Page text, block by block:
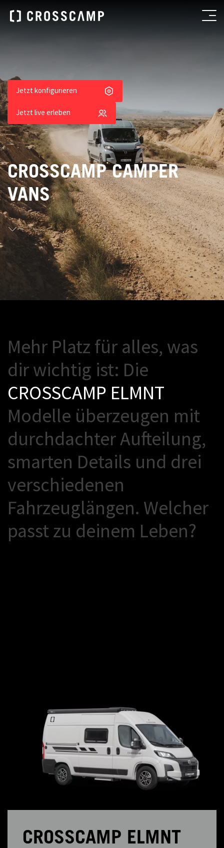
CROSSCAMP CAMPER
VANS
Jetzt konfigurieren
Jetzt live erleben
Mehr Platz für alles, was
dirwichtig ist: Die
CROSSCAMP ELMNT
Modelle überzeugen mit
durchdachterAufeilung,
smarten Details und drei
verschiedenen
Fahrzeuglängen. Welcher
passt zu deinem Leben?
CROSSCAMP ELMNT